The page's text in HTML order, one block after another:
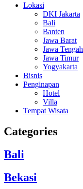
Lokasi
DKI Jakarta
Bali
Banten
Jawa Barat
Jawa Tengah
Jawa Timur
Yogyakarta
Bisnis
Penginapan
Hotel
Villa
Tempat Wisata
Categories
Bali
Bekasi